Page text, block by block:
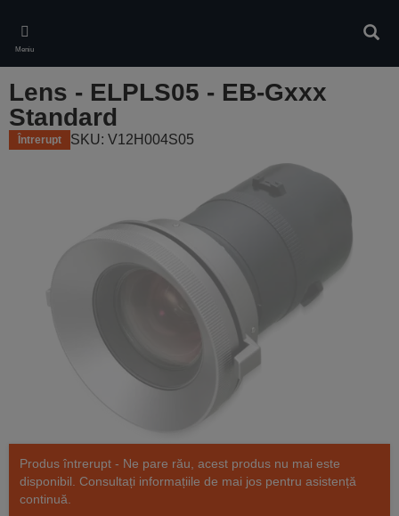
main
content
Meniu
Lens - ELPLS05 - EB-Gxxx
Standard
Întrerupt SKU: V12H004S05
Produs întrerupt - Ne pare rău, acest produs nu mai este
disponibil. Consultați informațiile de mai jos pentru asistență
continuă.